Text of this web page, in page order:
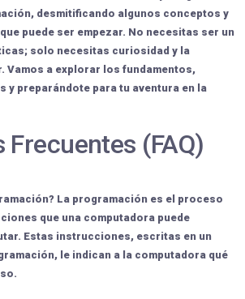
desmitificando algunos conceptos y
que puede ser empezar. No necesitas ser un
solo necesitas curiosidad y la
. Vamos a explorar los fundamentos,
y preparándote para tu aventura en la
Frecuentes (FAQ)
La programación es el proceso
que una computadora puede
Estas instrucciones, escritas en un
le indican a la computadora qué